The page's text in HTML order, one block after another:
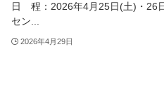
日 程：2026年4月25日(土)・26
セン...
2026年4月29日